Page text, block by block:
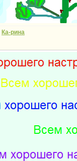
Ка-рина